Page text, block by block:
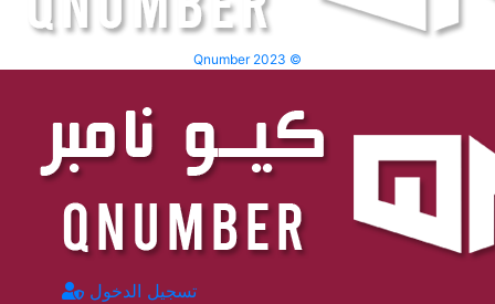
Qnumber 2023 ©
تسجيل الدخول